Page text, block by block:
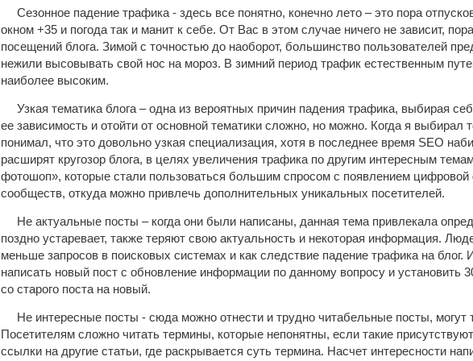
Сезонное падение трафика - здесь все понятно, конечно лето – это пора
окном +35 и погода так и манит к себе. От Вас в этом случае ничего не зависит,
посещений блога. Зимой с точностью до наоборот, большинство пользователей
нежили высовывать свой нос на мороз. В зимний период трафик естественным
наиболее высоким.
Узкая тематика блога – одна из вероятных причин падения трафика, выбирая
ее зависимость и отойти от основной тематики сложно, но можно. Когда я
понимал, что это довольно узкая специализация, хотя в последнее время SEO
расширят кругозор блога, в целях увеличения трафика по другим интересным
фотошоп», которые стали пользоваться большим спросом с появлением
сообществ, откуда можно привлечь дополнительных уникальных посетителей.
Не актуальные посты – когда они были написаны, данная тема привлекала
поздно устаревает, также теряют свою актуальность и некоторая информация.
меньше запросов в поисковых системах и как следствие падение трафика на
написать новый пост с обновление информации по данному вопросу и установить
со старого поста на новый.
Не интересные посты - сюда можно отнести и трудно читабельные посты, могут
Посетителям сложно читать термины, которые непонятны, если такие
ссылки на другие статьи, где раскрывается суть термина. Насчет интересности